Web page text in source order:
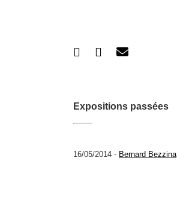
Expositions passées
16/05/2014 - Bernard Bezzina